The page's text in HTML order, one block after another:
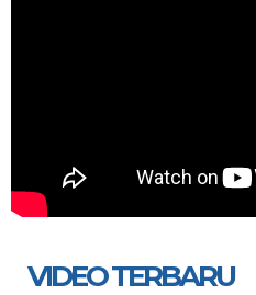
VIDEO TERBARU